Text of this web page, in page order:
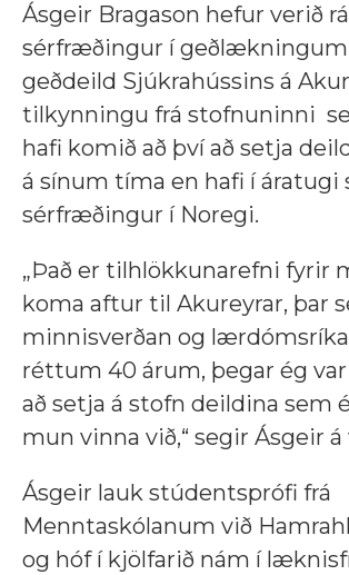
Ásgeir Bragason hefur verið
sérfræðingur í geðlækningum
geðdeild Sjúkrahússins á
tilkynningu frá stofnuninni
hafi komið að því að setja
á sínum tíma en hafi í áratugi
sérfræðingur í Noregi.
„Það er tilhlökkunarefni fyrir
koma aftur til Akureyrar, þar
minnisverðan og
réttum 40 árum, þegar ég
að setja á stofn deildina sem
mun vinna við,“ segir Ásgeir á
Ásgeir lauk stúdentsprófi frá
Menntaskólanum við
og hóf í kjölfarið nám í